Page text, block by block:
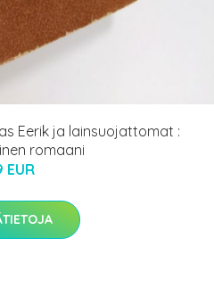
Eerik ja lainsuojattomat :
romaani
EUR